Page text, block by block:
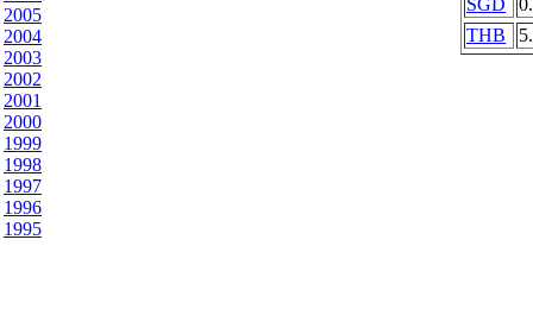
2005
2004
2003
2002
2001
2000
1999
1998
1997
1996
1995
SGD
THB